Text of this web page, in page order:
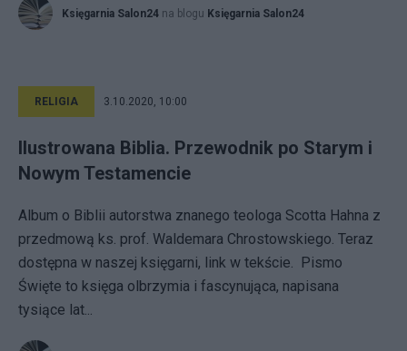
Księgarnia Salon24 na blogu Księgarnia Salon24
RELIGIA 3.10.2020, 10:00
Ilustrowana Biblia. Przewodnik po Starym i
Nowym Testamencie
Album o Biblii autorstwa znanego teologa Scotta Hahna z
przedmową ks. prof. Waldemara Chrostowskiego. Teraz
dostępna w naszej księgarni, link w tekście. Pismo
Święte to księga olbrzymia i fascynująca, napisana
tysiące lat...